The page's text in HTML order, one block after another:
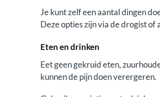
Je kunt zelf een aantal dingen
Deze opties zijn via de drogist
Eten en drinken
Eet geen gekruid eten,
kunnen de pijn doen verergeren.